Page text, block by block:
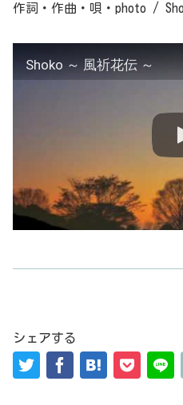
作詞・作曲・唄・photo /
Shoko ～ 風祈花伝 ～
シェアする